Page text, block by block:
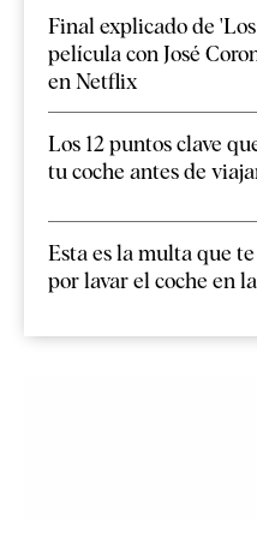
Final explicado de
película con José
en Netflix
Los 12 puntos clave
tu coche antes de
Esta es la multa que
por lavar el coche en